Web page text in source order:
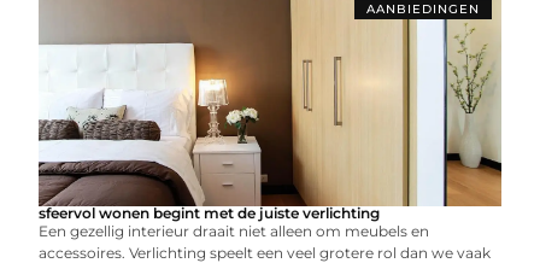
AANBIEDINGEN
sfeervol wonen begint met de juiste verlichting
Een gezellig interieur draait niet alleen om meubels en
accessoires. Verlichting speelt een veel grotere rol dan we vaak